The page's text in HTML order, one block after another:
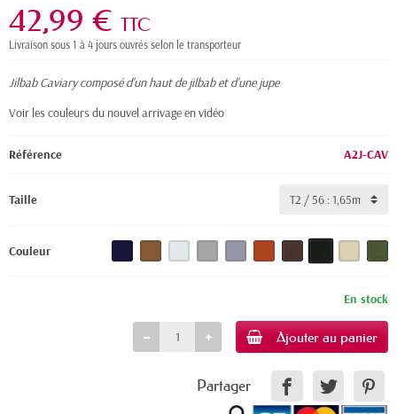
42,99 € TTC
Livraison sous 1 à 4 jours ouvrés selon le transporteur
Jilbab Caviary composé d'un haut de jilbab et d'une jupe
Voir les couleurs du nouvel arrivage en vidéo
Référence A2J-CAV
Taille
Couleur
En stock
Ajouter au panier
Partager